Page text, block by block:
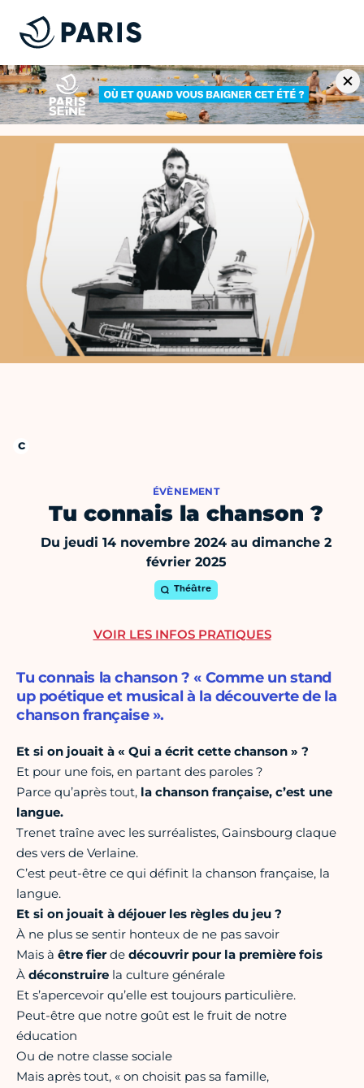
ÉVÈNEMENT
Tu connais la chanson ?
Du jeudi 14 novembre 2024 au dimanche 2
février 2025
Théâtre
Tu connais la chanson ? « Comme un stand
up poétique et musical à la découverte de la
chanson française ».
Et si on jouait à « Qui a écrit cette chanson » ?
Et pour une fois, en partant des paroles ?
Parce qu’après tout, la chanson française, c’est une
langue.
Trenet traîne avec les surréalistes, Gainsbourg claque
des vers de Verlaine.
C’est peut-être ce qui définit la chanson française, la
langue.
Et si on jouait à déjouer les règles du jeu ?
À ne plus se sentir honteux de ne pas savoir
Mais à être fierde découvrir pour la première fois
À déconstruire la culture générale
Et s’apercevoir qu’elle est toujours particulière.
Peut-être que notre goût est le fruit de notre
éducation
Ou de notre classe sociale
Mais après tout, « on choisit pas sa famille,
VOIR LES INFOS PRATIQUES